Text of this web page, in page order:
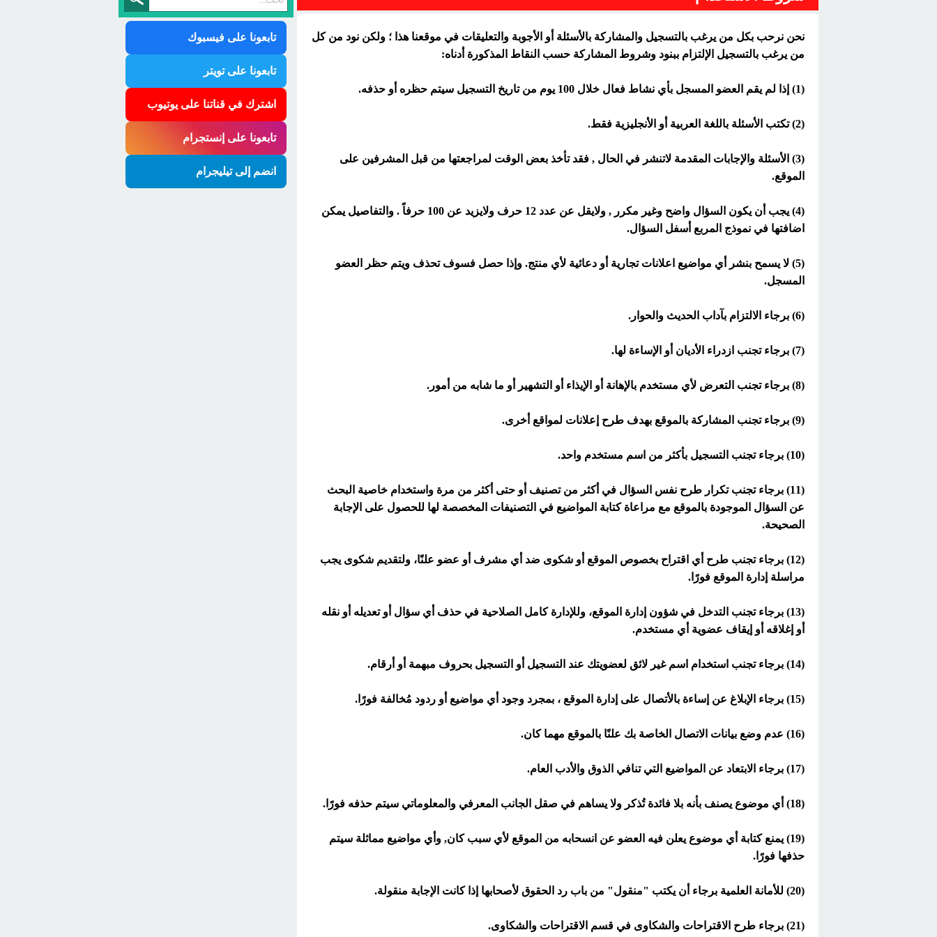
نحن نرحب بكل من يرغب بالتسجيل والمشاركة بالأسئلة أو الأجوبة والتعليقات في موقعنا هذا ؛ ولكن نود من كل
من يرغب بالتسجيل الإلتزام ببنود وشروط المشاركة حسب النقاط المذكورة أدناه:
(1) إذا لم يقم العضو المسجل بأي نشاط فعال خلال 100 يوم من تاريخ التسجيل سيتم حظره أو حذفه.
(2) تكتب الأسئلة باللغة العربية أو الأنجليزية فقط.
(3) الأسئلة والإجابات المقدمة لاتنشر في الحال , فقد تأخذ بعض الوقت لمراجعتها من قبل المشرفين على
الموقع.
(4) يجب أن يكون السؤال واضح وغير مكرر , ولايقل عن عدد 12 حرف ولايزيد عن 100 حرفاً . والتفاصيل يمكن
اضافتها في نموذج المربع أسفل السؤال.
(5) لا يسمح بنشر أي مواضيع اعلانات تجارية أو دعائية لأي منتج. وإذا حصل فسوف تحذف ويتم حظر العضو
المسجل.
(6) برجاء الالتزام بآداب الحديث والحوار.
(7) برجاء تجنب ازدراء الأديان أو الإساءة لها.
(8) برجاء تجنب التعرض لأي مستخدم بالإهانة أو الإيذاء أو التشهير أو ما شابه من أمور.
(9) برجاء تجنب المشاركة بالموقع بهدف طرح إعلانات لمواقع أخرى.
(10) برجاء تجنب التسجيل بأكثر من اسم مستخدم واحد.
(11) برجاء تجنب تكرار طرح نفس السؤال في أكثر من تصنيف أو حتى أكثر من مرة واستخدام خاصية البحث
عن السؤال الموجودة بالموقع مع مراعاة كتابة المواضيع في التصنيفات المخصصة لها للحصول على الإجابة
الصحيحة.
(12) برجاء تجنب طرح أي اقتراح بخصوص الموقع أو شكوى ضد أي مشرف أو عضو علنًا، ولتقديم شكوى يجب
مراسلة إدارة الموقع فورًا.
(13) برجاء تجنب التدخل في شؤون إدارة الموقع، وللإدارة كامل الصلاحية في حذف أي سؤال أو تعديله أو نقله
أو إغلاقه أو إيقاف عضوية أي مستخدم.
(14) برجاء تجنب استخدام اسم غير لائق لعضويتك عند التسجيل أو التسجيل بحروف مبهمة أو أرقام.
(15) برجاء الإبلاغ عن إساءة بالأتصال على إدارة الموقع ، بمجرد وجود أي مواضيع أو ردود مُخالفة فورًا.
(16) عدم وضع بيانات الاتصال الخاصة بك علنًا بالموقع مهما كان.
(17) برجاء الابتعاد عن المواضيع التي تنافي الذوق والأدب العام.
(18) أي موضوع يصنف بأنه بلا فائدة تُذكر ولا يساهم في صقل الجانب المعرفي والمعلوماتي سيتم حذفه فورًا.
(19) يمنع كتابة أي موضوع يعلن فيه العضو عن انسحابه من الموقع لأي سبب كان, وأي مواضيع مماثلة سيتم
حذفها فورًا.
(20) للأمانة العلمية برجاء أن يكتب "منقول" من باب رد الحقوق لأصحابها إذا كانت الإجابة منقولة.
(21) برجاء طرح الاقتراحات والشكاوى في قسم الاقتراحات والشكاوى.
تابعونا على فيسبوك
تابعونا على تويتر
اشترك في قناتنا على يوتيوب
تابعونا على إنستجرام
انضم إلى تيليجرام